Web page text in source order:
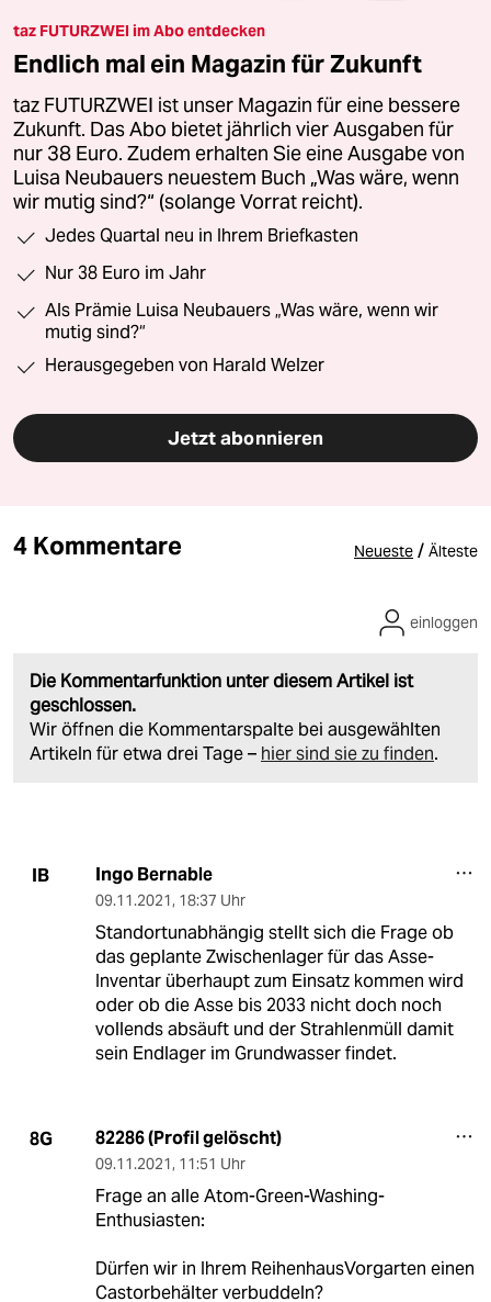
taz FUTURZWEI im Abo entdecken
Endlich mal ein Magazin für Zukunft
taz FUTURZWEI ist unser Magazin für eine bessere
Zukunft. Das Abo bietet jährlich vier Ausgaben für
nur 38 Euro. Zudem erhalten Sie eine Ausgabe von
Luisa Neubauers neuestem Buch „Was wäre, wenn
wir mutig sind?“ (solange Vorrat reicht).
Jedes Quartal neu in Ihrem Briefkasten
Nur 38 Euro im Jahr
Als Prämie Luisa Neubauers „Was wäre, wenn wir
mutig sind?“
Herausgegeben von Harald Welzer
Jetzt abonnieren
4 Kommentare Neueste / Älteste
Die Kommentarfunktion unter diesem Artikel ist
geschlossen.
Wir öffnen die Kommentarspalte bei ausgewählten
Artikeln für etwa drei Tage – hier sind sie zu finden.
einloggen
IB Ingo Bernable
09.11.2021, 18:37 Uhr
Standortunabhängig stellt sich die Frage ob
das geplante Zwischenlager für das Asse-
Inventar überhaupt zum Einsatz kommen wird
oder ob die Asse bis 2033 nicht doch noch
vollends absäuft und der Strahlenmüll damit
sein Endlager im Grundwasser findet.
8G 82286 (Profil gelöscht)
09.11.2021, 11:51 Uhr
Frage an alle Atom-Green-Washing-
Enthusiasten:
Dürfen wir in Ihrem ReihenhausVorgarten einen
Castorbehälter verbuddeln?